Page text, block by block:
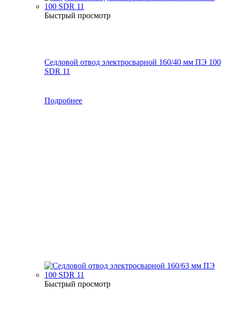
Быстрый просмотр
Седловой отвод электросварной 160/40 мм ПЭ 100
SDR 11
Подробнее
Быстрый просмотр